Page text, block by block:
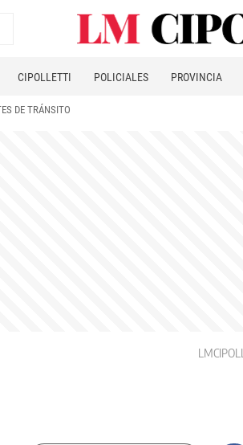
CIPOLLETTI POLICIALES PROVINCIA
DE TRÁNSITO